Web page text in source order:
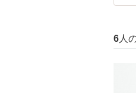
6 人